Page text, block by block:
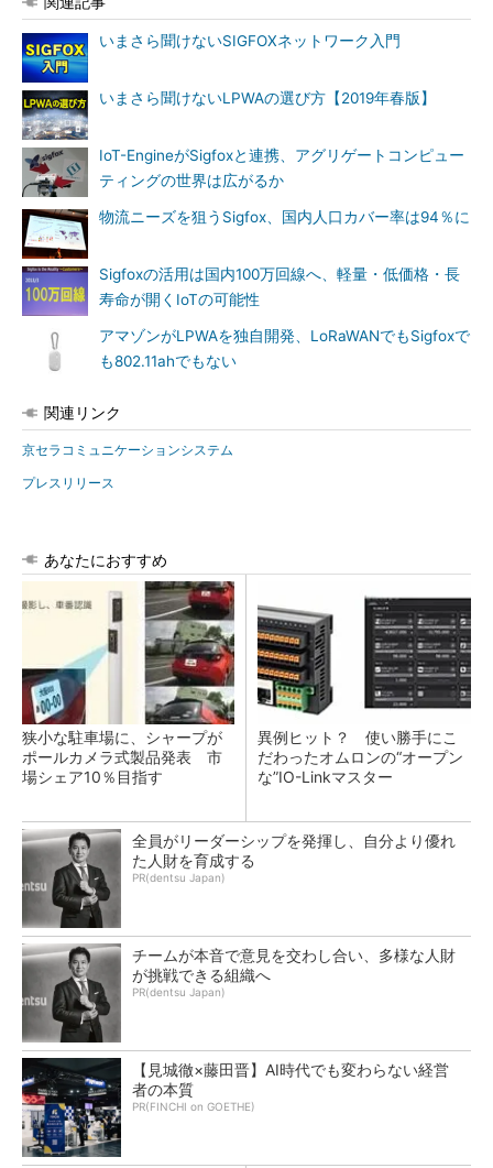
いまさら聞けないSIGFOXネットワーク入門
いまさら聞けないLPWAの選び方【2019年春版】
IoT-EngineがSigfoxと連携、アグリゲートコンピュー
ティングの世界は広がるか
物流ニーズを狙うSigfox、国内人口カバー率は94％に
Sigfoxの活用は国内100万回線へ、軽量・低価格・長
寿命が開くIoTの可能性
アマゾンがLPWAを独自開発、LoRaWANでもSigfoxで
も802.11ahでもない
関連リンク
京セラコミュニケーションシステム
プレスリリース
あなたにおすすめ
狭小な駐車場に、シャープが
ポールカメラ式製品発表 市
場シェア10％目指す
異例ヒット？ 使い勝手にこ
だわったオムロンの“オープン
な”IO-Linkマスター
全員がリーダーシップを発揮し、自分より優れ
た人財を育成する
PR(dentsu Japan)
チームが本音で意見を交わし合い、多様な人財
が挑戦できる組織へ
PR(dentsu Japan)
【見城徹×藤田晋】AI時代でも変わらない経営
者の本質
PR(FINCHI on GOETHE)